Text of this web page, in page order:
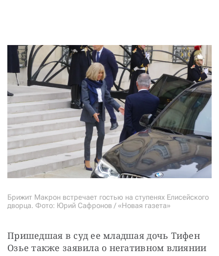
Брижит Макрон встречает гостью на ступенях Елисейского
дворца. Фото: Юрий Сафронов / «Новая газета»
Пришедшая в суд ее младшая дочь Тифен
Озье также заявила о негативном влиянии